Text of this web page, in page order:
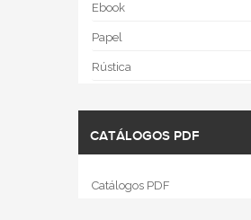
Ebook
Papel
Rústica
CATÁLOGOS PDF
Catálogos PDF